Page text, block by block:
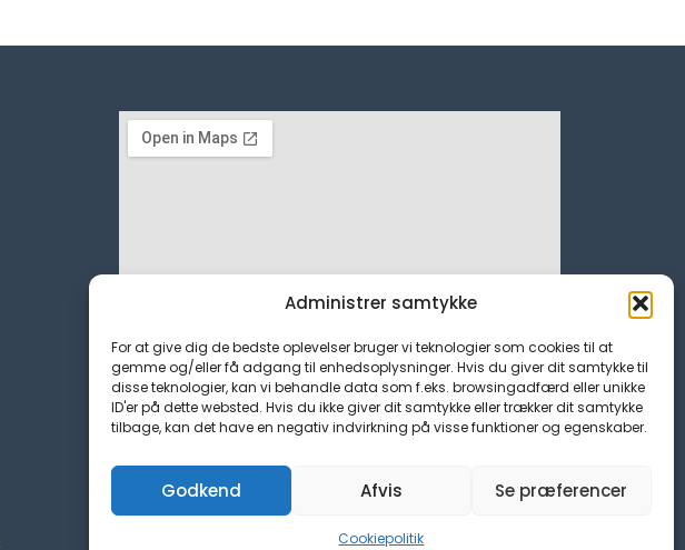
Administrer samtykke
For at give dig de bedste oplevelser bruger vi teknologier som cookies til at
gemme og/eller få adgang til enhedsoplysninger. Hvis du giver dit samtykke til
disse teknologier, kan vi behandle data som f.eks. browsingadfærd eller unikke
ID'er på dette websted. Hvis du ikke giver dit samtykke eller trækker dit samtykke
tilbage, kan det have en negativ indvirkning på visse funktioner og egenskaber.
Godkend Afvis Se præferencer
Cookiepolitik